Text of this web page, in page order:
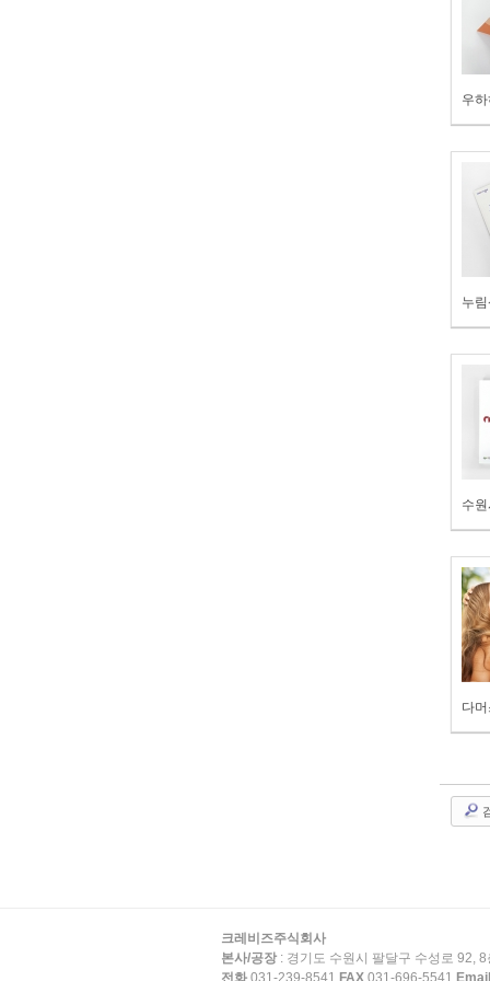
우
누
다
크레비즈주식회사
본사/공장 : 경기도 수원시 팔달구 수성로 92,
전화 031-239-8541 FAX 031-696-5541 Email